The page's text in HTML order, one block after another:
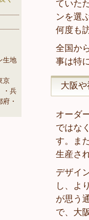
ていた
ンを選
何度も
全国か
事は特
大阪
オーダ
ではな
す。ま
生産さ
デザイ
し、よ
が思う
で、大
生地
京
・兵
・